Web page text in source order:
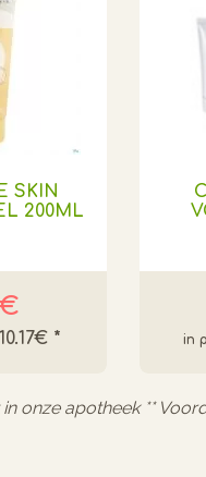
SKIN
200ML
10.17€ *
in onze apotheek **